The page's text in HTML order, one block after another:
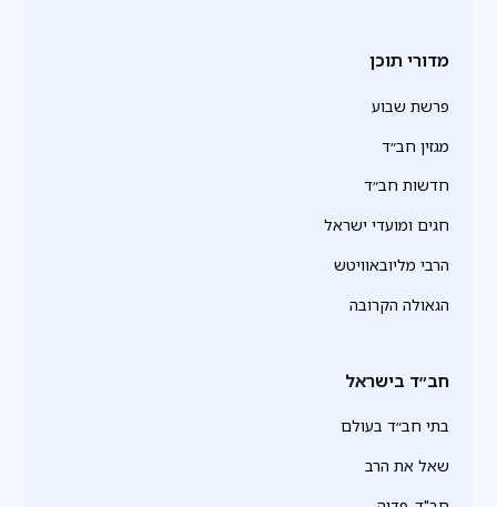
מדורי תוכן
פרשת שבוע
מגזין חב״ד
חדשות חב״ד
חגים ומועדי ישראל
הרבי מליובאוויטש
הגאולה הקרובה
חב״ד בישראל
בתי חב״ד בעולם
שאל את הרב